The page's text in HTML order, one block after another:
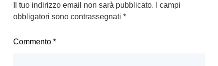
Il tuo indirizzo email non sarà pubblicato.
I campi
obbligatori sono contrassegnati *
Commento *